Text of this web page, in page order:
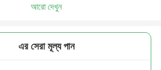
আরো দেখুন
এর সেরা মূল্য পান